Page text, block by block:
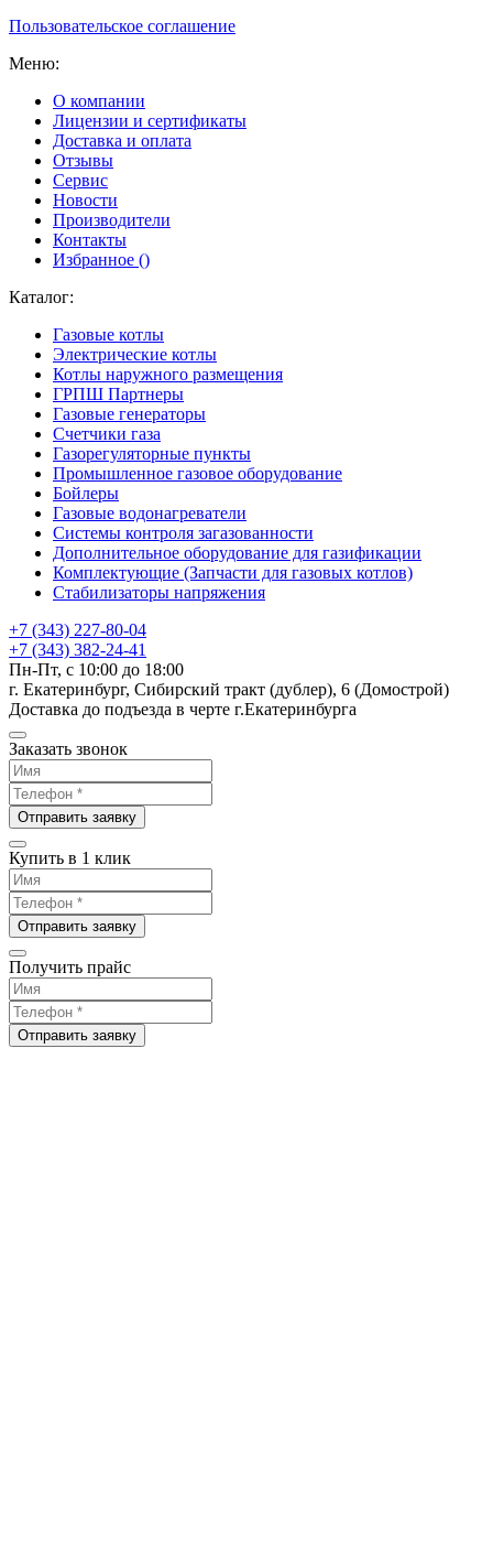
Пользовательское соглашение
Меню:
О компании
Лицензии и сертификаты
Доставка и оплата
Отзывы
Сервис
Новости
Производители
Контакты
Избранное ()
Каталог:
Газовые котлы
Электрические котлы
Котлы наружного размещения
ГРПШ Партнеры
Газовые генераторы
Счетчики газа
Газорегуляторные пункты
Промышленное газовое оборудование
Бойлеры
Газовые водонагреватели
Системы контроля загазованности
Дополнительное оборудование для газификации
Комплектующие (Запчасти для газовых котлов)
Стабилизаторы напряжения
+7 (343) 227-80-04
+7 (343) 382-24-41
Пн-Пт, с 10:00 до 18:00
г. Екатеринбург, Сибирский тракт (дублер), 6 (Домострой)
Доставка до подъезда в черте г.Екатеринбурга
Заказать звонок
Отправить заявку
Купить в 1 клик
Отправить заявку
Получить прайс
Отправить заявку